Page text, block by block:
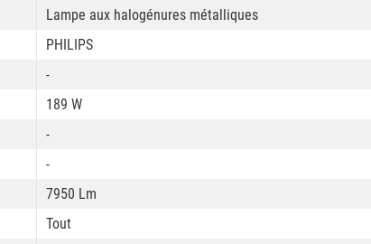
Lampe aux halogénures métalliques
PHILIPS
-
189 W
-
-
7950 Lm
Tout